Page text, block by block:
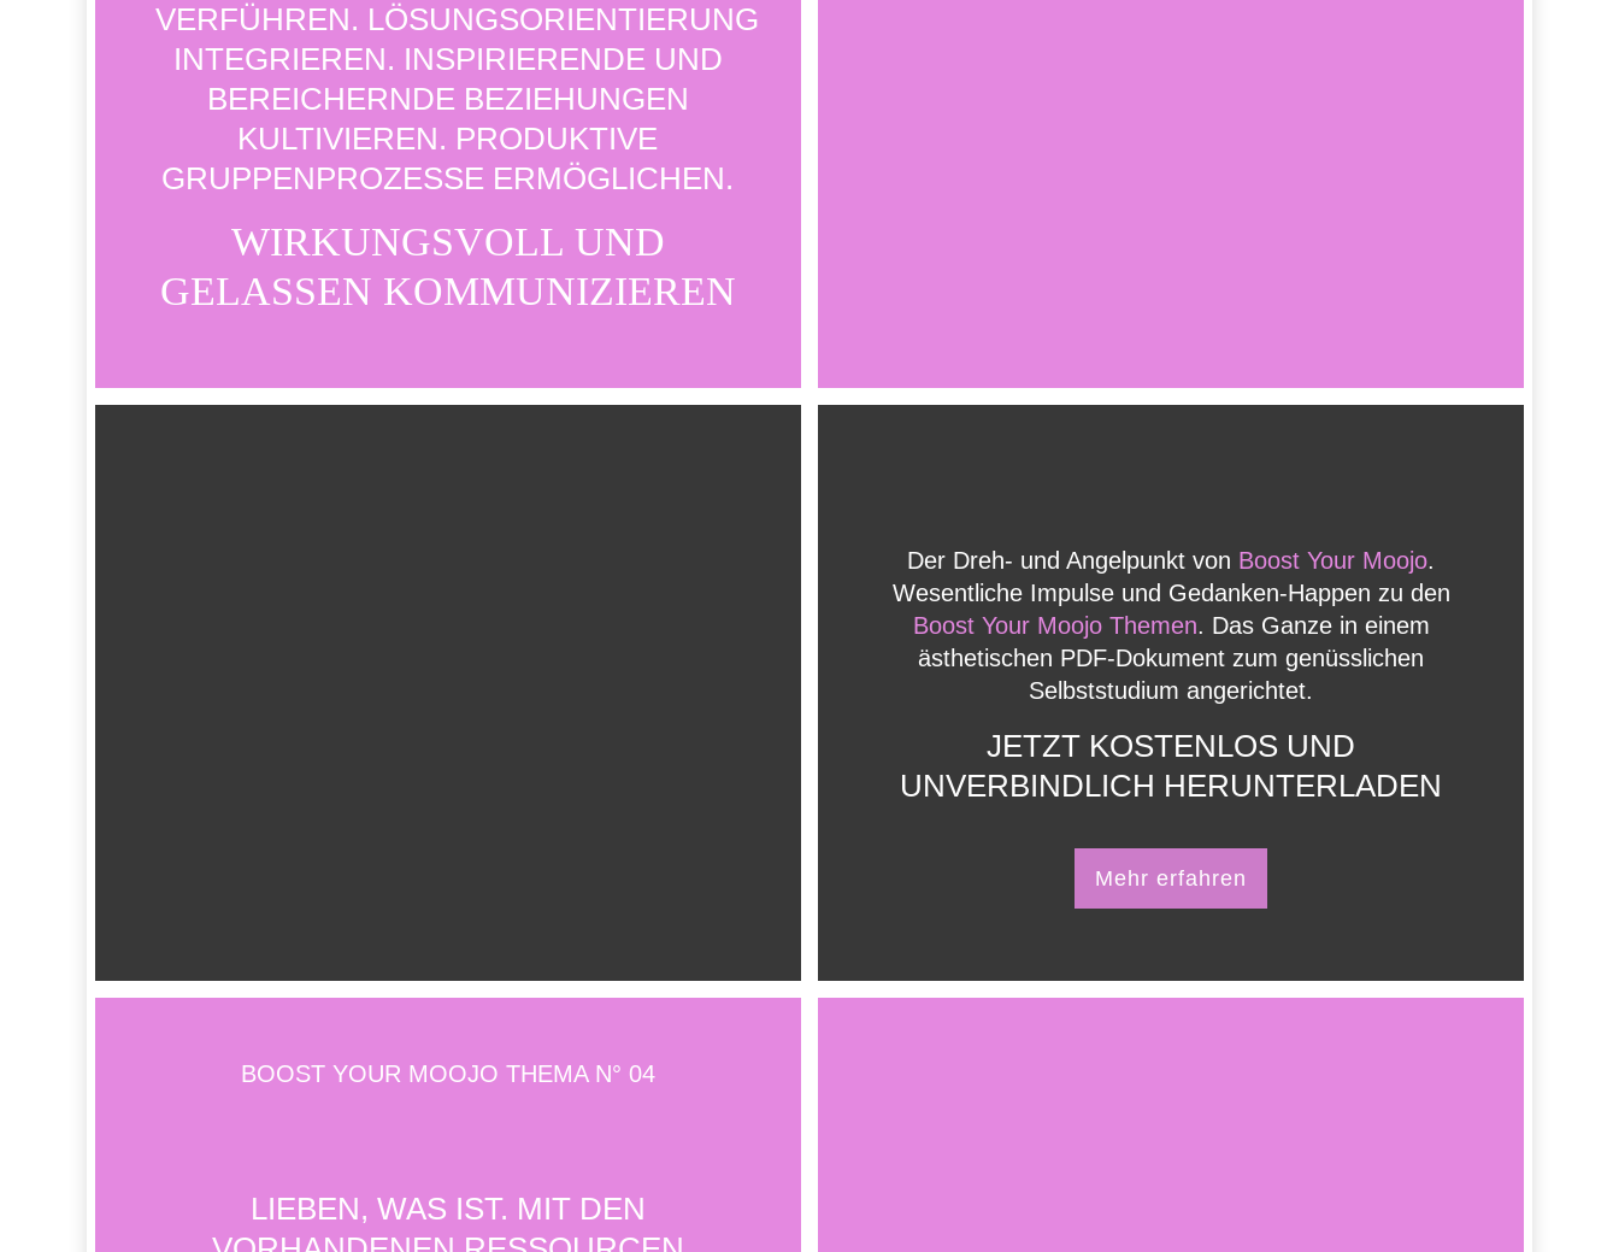
VERFÜHREN. LÖSUNGSORIENTIERUNG
INTEGRIEREN. INSPIRIERENDE UND
BEREICHERNDE BEZIEHUNGEN
KULTIVIEREN. PRODUKTIVE
GRUPPENPROZESSE ERMÖGLICHEN.
WIRKUNGSVOLL UND
GELASSEN KOMMUNIZIEREN
Der Dreh- und Angelpunkt von Boost Your Moojo.
Wesentliche Impulse und Gedanken-Happen zu den
Boost Your Moojo Themen. Das Ganze in einem
ästhetischen PDF-Dokument zum genüsslichen
Selbststudium angerichtet.
JETZT KOSTENLOS UND
UNVERBINDLICH HERUNTERLADEN
Mehr erfahren
BOOST YOUR MOOJO THEMA N° 04
LIEBEN, WAS IST. MIT DEN